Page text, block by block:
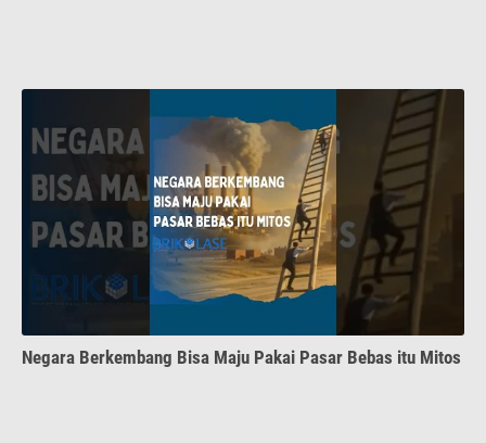
Negara Berkembang Bisa Maju Pakai Pasar Bebas itu Mitos